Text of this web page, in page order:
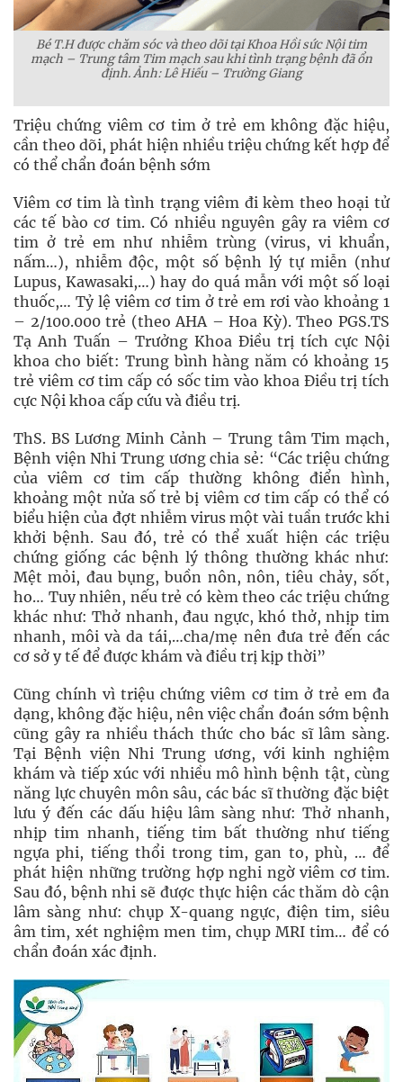
Bé T.H được chăm sóc và theo dõi tại Khoa Hồi sức Nội tim
mạch – Trung tâm Tim mạch sau khi tình trạng bệnh đã ổn
định. Ảnh: Lê Hiếu – Trường Giang
Triệu chứng viêm cơ tim ở trẻ em không đặc hiệu,
cần theo dõi, phát hiện nhiều triệu chứng kết hợp để
có thể chẩn đoán bệnh sớm
Viêm cơ tim là tình trạng viêm đi kèm theo hoại tử
các tế bào cơ tim. Có nhiều nguyên gây ra viêm cơ
tim ở trẻ em như nhiễm trùng (virus, vi khuẩn,
nấm…), nhiễm độc, một số bệnh lý tự miễn (như
Lupus, Kawasaki,…) hay do quá mẫn với một số loại
thuốc,… Tỷ lệ viêm cơ tim ở trẻ em rơi vào khoảng 1
– 2/100.000 trẻ (theo AHA – Hoa Kỳ). Theo PGS.TS
Tạ Anh Tuấn – Trưởng Khoa Điều trị tích cực Nội
khoa cho biết: Trung bình hàng năm có khoảng 15
trẻ viêm cơ tim cấp có sốc tim vào khoa Điều trị tích
cực Nội khoa cấp cứu và điều trị.
ThS. BS Lương Minh Cảnh – Trung tâm Tim mạch,
Bệnh viện Nhi Trung ương chia sẻ: “Các triệu chứng
của viêm cơ tim cấp thường không điển hình,
khoảng một nửa số trẻ bị viêm cơ tim cấp có thể có
biểu hiện của đợt nhiễm virus một vài tuần trước khi
khởi bệnh. Sau đó, trẻ có thể xuất hiện các triệu
chứng giống các bệnh lý thông thường khác như:
Mệt mỏi, đau bụng, buồn nôn, nôn, tiêu chảy, sốt,
ho… Tuy nhiên, nếu trẻ có kèm theo các triệu chứng
khác như: Thở nhanh, đau ngực, khó thở, nhịp tim
nhanh, môi và da tái,…cha/mẹ nên đưa trẻ đến các
cơ sở y tế để được khám và điều trị kịp thời”
Cũng chính vì triệu chứng viêm cơ tim ở trẻ em đa
dạng, không đặc hiệu, nên việc chẩn đoán sớm bệnh
cũng gây ra nhiều thách thức cho bác sĩ lâm sàng.
Tại Bệnh viện Nhi Trung ương, với kinh nghiệm
khám và tiếp xúc với nhiều mô hình bệnh tật, cùng
năng lực chuyên môn sâu, các bác sĩ thường đặc biệt
lưu ý đến các dấu hiệu lâm sàng như: Thở nhanh,
nhịp tim nhanh, tiếng tim bất thường như tiếng
ngựa phi, tiếng thổi trong tim, gan to, phù, … để
phát hiện những trường hợp nghi ngờ viêm cơ tim.
Sau đó, bệnh nhi sẽ được thực hiện các thăm dò cận
lâm sàng như: chụp X-quang ngực, điện tim, siêu
âm tim, xét nghiệm men tim, chụp MRI tim… để có
chẩn đoán xác định.